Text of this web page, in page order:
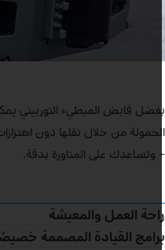
قابض المبطيء التوربيني
من خلال نقلها دون
وتساعدك على المناورة بدقة.
العمل والمعيشة
القيادة المصممة